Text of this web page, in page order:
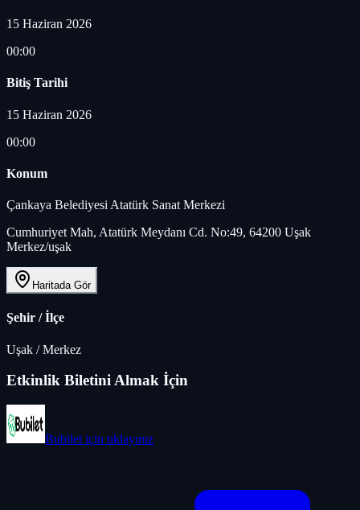
15 Haziran 2026
00:00
Bitiş Tarihi
15 Haziran 2026
00:00
Konum
Çankaya Belediyesi Atatürk Sanat Merkezi
Cumhuriyet Mah, Atatürk Meydanı Cd. No:49, 64200 Uşak
Merkez/uşak
Haritada Gör
Şehir / İlçe
Uşak /Merkez
Etkinlik Biletini Almak İçin
Bubilet için tıklayınız